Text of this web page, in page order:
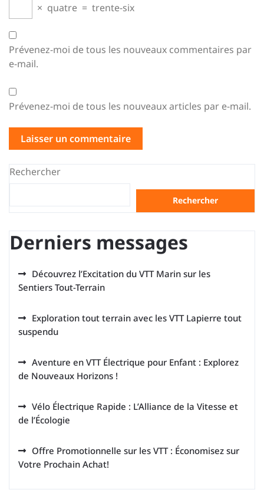
× quatre = trente-six
Prévenez-moi de tous les nouveaux commentaires par
e-mail.
Prévenez-moi de tous les nouveaux articles par e-mail.
Rechercher
Rechercher
Derniers messages
Découvrez l’Excitation du VTT Marin sur les
Sentiers Tout-Terrain
Exploration tout terrain avec les VTT Lapierre tout
suspendu
Aventure en VTT Électrique pour Enfant : Explorez
de Nouveaux Horizons !
Vélo Électrique Rapide : L’Alliance de la Vitesse et
de l’Écologie
Offre Promotionnelle sur les VTT : Économisez sur
Votre Prochain Achat!